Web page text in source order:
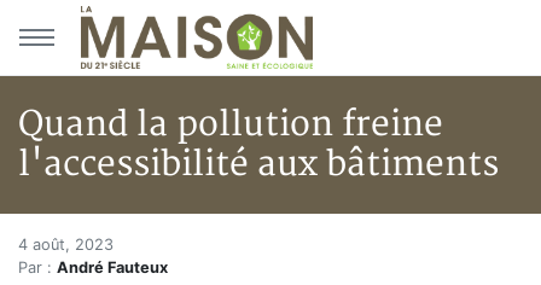
Aller au menu principal
Aller au contenu principal
Quand la pollution freine
l'accessibilité aux bâtiments
Accueil
En kiosque!
Quand la pollution freine
4 août, 2023
Par : André Fauteux